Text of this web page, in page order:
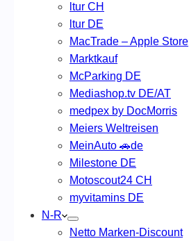
ltur CH
ltur DE
MacTrade – Apple Store
Marktkauf
McParking DE
Mediashop.tv DE/AT
medpex by DocMorris
Meiers Weltreisen
MeinAuto 🚗de
Milestone DE
Motoscout24 CH
myvitamins DE
N-R
Netto Marken-Discount